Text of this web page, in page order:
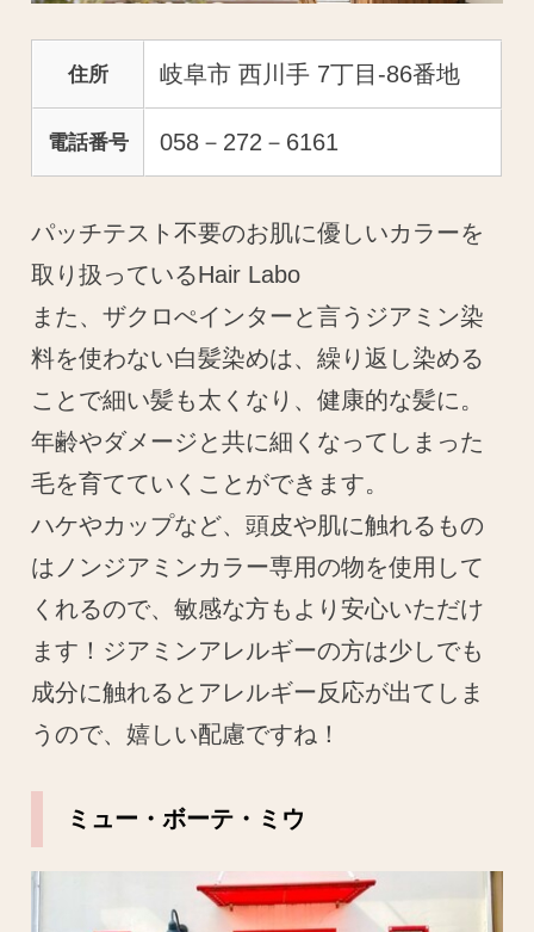
住所 岐阜市 西川手 7丁目-86番地
電話番号 058－272－6161
パッチテスト不要のお肌に優しいカラーを
取り扱っているHair Labo
また、ザクロぺインターと言うジアミン染
料を使わない白髪染めは、繰り返し染める
ことで細い髪も太くなり、健康的な髪に。
年齢やダメージと共に細くなってしまった
毛を育てていくことができます。
ハケやカップなど、頭皮や肌に触れるもの
はノンジアミンカラー専用の物を使用して
くれるので、敏感な方もより安心いただけ
ます！ジアミンアレルギーの方は少しでも
成分に触れるとアレルギー反応が出てしま
うので、嬉しい配慮ですね！
ミュー・ボーテ・ミウ